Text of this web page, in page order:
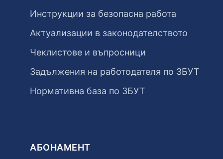
Инструкции за безопасна работа
Актуализации в законодателството
Чеклистове и въпросници
Задължения на работодателя по ЗБУТ
Нормативна база по ЗБУТ
АБОНАМЕНТ